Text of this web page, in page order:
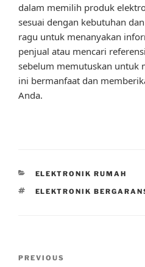
dalam memilih produk
sesuai dengan kebutuhan
ragu untuk menanyakan
penjual atau mencari
sebelum memutuskan untuk
ini bermanfaat dan
Anda.
CATEGORIES
ELEKTRONIK RUMAH
TAGS
ELEKTRONIK
Previous
PREVIOUS